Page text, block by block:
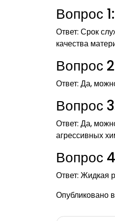
Вопрос
Ответ: Срок
качества
Вопрос
Ответ: Да,
Вопрос
Ответ: Да,
агрессивных
Вопрос
Ответ: Жидкая
Опубликовано в